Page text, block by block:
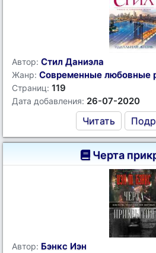
Автор: Стил Даниэла
Жанр: Современные любовные
Страниц: 119
Дата добавления: 26-07-2020
Читать
Черта
Автор: Бэнкс Иэн